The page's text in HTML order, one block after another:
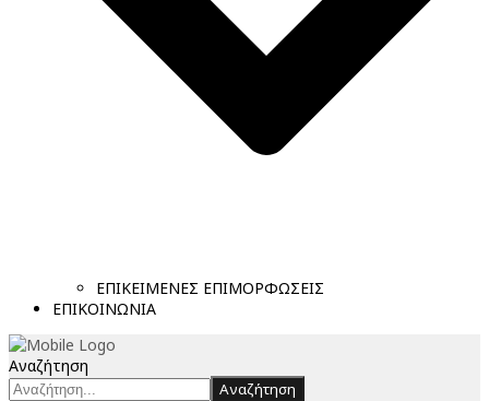
ΕΠΙΚΕΙΜΕΝΕΣ ΕΠΙΜΟΡΦΩΣΕΙΣ
ΕΠΙΚΟΙΝΩΝΙΑ
Αναζήτηση
Αναζήτηση